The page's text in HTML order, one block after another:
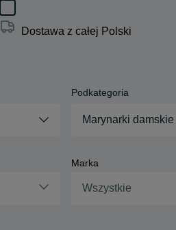
Dostawa z całej Polski
Podkategoria
Marynarki damskie
Marka
Wszystkie